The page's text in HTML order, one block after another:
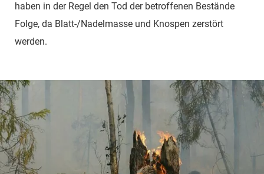
haben in der Regel den Tod der betroffenen Bestände
Folge, da Blatt-/Nadelmasse und Knospen zerstört
werden.